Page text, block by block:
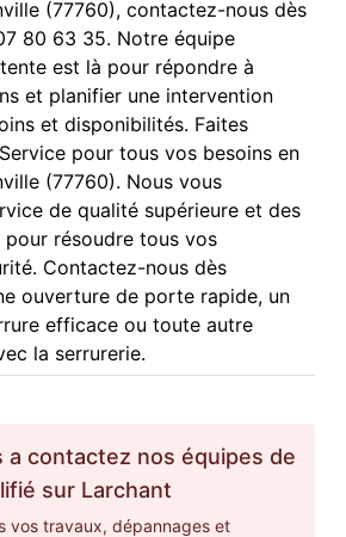
(77760), contactez-nous dès
80 63 35. Notre équipe
est là pour répondre à
et planifier une intervention
et disponibilités. Faites
pour tous vos besoins en
(77760). Nous vous
de qualité supérieure et des
pour résoudre tous vos
Contactez-nous dès
ouverture de porte rapide, un
efficace ou toute autre
la serrurerie.
a contactez nos équipes de
sur Larchant
vos travaux, dépannages et